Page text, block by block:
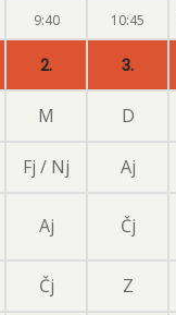
9:40 10:45
2. 3.
M D
Fj / Nj Aj
Aj Čj
Čj Z